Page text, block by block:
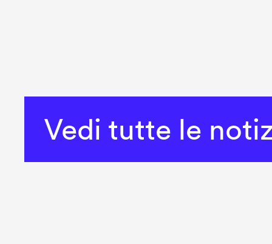
Vedi tutte le